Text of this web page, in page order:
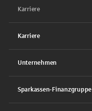
Karriere
Karriere
Unternehmen
Sparkassen-Finanzgruppe